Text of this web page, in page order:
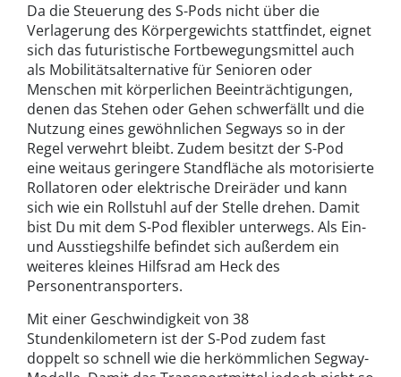
Da die Steuerung des S-Pods nicht über die
Verlagerung des Körpergewichts stattfindet, eignet
sich das futuristische Fortbewegungsmittel auch
als Mobilitätsalternative für Senioren oder
Menschen mit körperlichen Beeinträchtigungen,
denen das Stehen oder Gehen schwerfällt und die
Nutzung eines gewöhnlichen Segways so in der
Regel verwehrt bleibt. Zudem besitzt der S-Pod
eine weitaus geringere Standfläche als motorisierte
Rollatoren oder elektrische Dreiräder und kann
sich wie ein Rollstuhl auf der Stelle drehen. Damit
bist Du mit dem S-Pod flexibler unterwegs. Als Ein-
und Ausstiegshilfe befindet sich außerdem ein
weiteres kleines Hilfsrad am Heck des
Personentransporters.
Mit einer Geschwindigkeit von 38
Stundenkilometern ist der S-Pod zudem fast
doppelt so schnell wie die herkömmlichen Segway-